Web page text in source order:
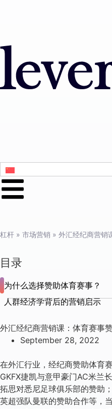
杠杆 » 市场营销 » 外汇经纪商营销
目录
为什么选择赞助体育赛事？
人群经济学背后的营销启示
外汇经纪商营销课：体育赛事
September 28, 2022
在外汇行业，经纪商赞助体育
GKFX捷凯与意甲豪门AC米兰
拓思对悉尼足球俱乐部的赞助
英超强队曼联的赞助合作等，